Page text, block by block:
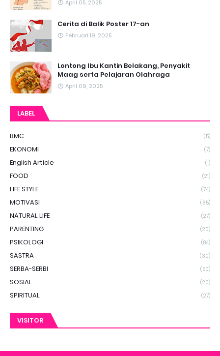
April 05, 2025
Cerita di Balik Poster 17-an
Februari 19, 2025
Lontong Ibu Kantin Belakang, Penyakit
Maag serta Pelajaran Olahraga
April 09, 2025
LABEL
BMC (5)
EKONOMI (7)
English Article (1)
FOOD (21)
LIFE STYLE (74)
MOTIVASI (65)
NATURAL LIFE (27)
PARENTING (20)
PSIKOLOGI (84)
SASTRA (30)
SERBA-SERBI (50)
SOSIAL (20)
SPIRITUAL (27)
VISITOR